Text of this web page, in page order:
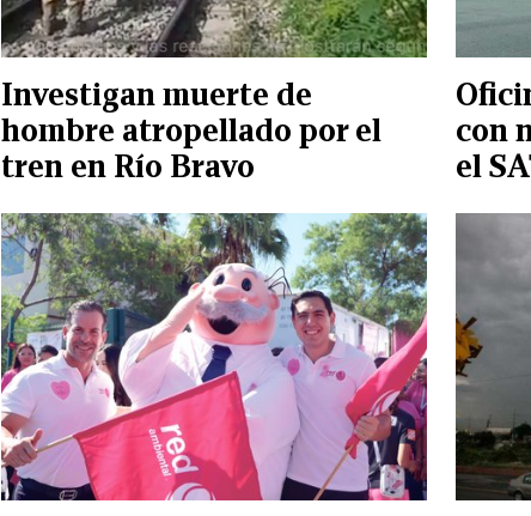
Investigan muerte de
hombre atropellado por el
tren en Río Bravo
con
el